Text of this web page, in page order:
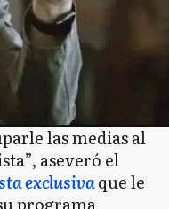
las medias al
aseveró el
exclusivaque le
programa